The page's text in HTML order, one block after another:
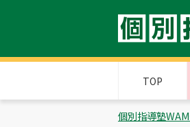
TOP
個別指導塾WAM